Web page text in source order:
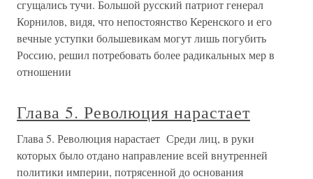
сгущались тучи. Большой русский патриот генерал
Корнилов, видя, что непостоянство Керенского и его
вечные уступки большевикам могут лишь погубить
Россию, решил потребовать более радикальных мер в
отношении
Глава 5. Революция нарастает
Глава 5. Революция нарастает Среди лиц, в руки
которых было отдано направление всей внутренней
политики империи, потрясенной до основания